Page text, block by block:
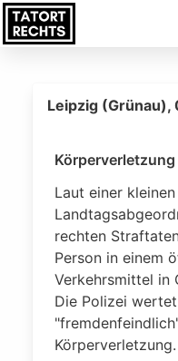
Leipzig (Grünau),
Körperverletzung
Laut einer
rechten
Person in einem
Verkehrsmittel in
Die Polizei
Körperverletzung.